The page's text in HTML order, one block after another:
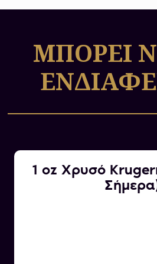
της χώρας, οι οποίες
ΜΠΟΡΕΙ
1 oz Χρυσό